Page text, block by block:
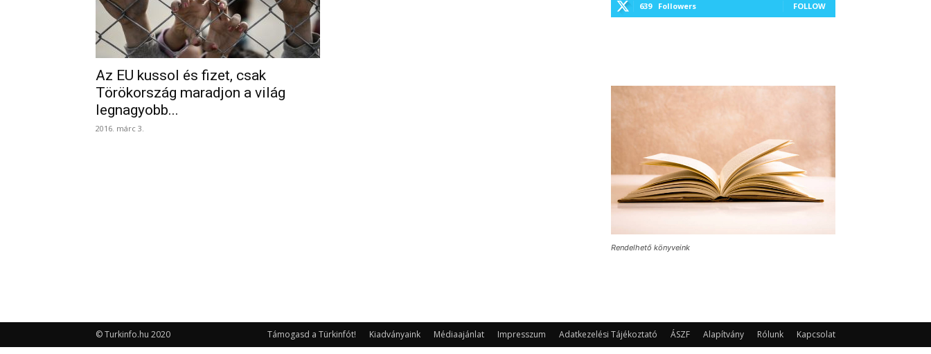
Az EU kussol és fizet, csak
Törökország maradjon a világ
legnagyobb...
2016. márc 3.
639 Followers FOLLOW
Rendelhető könyveink
Támogasd a Türkinfót! Kiadványaink Médiaajánlat Impresszum Adatkezelési Tájékoztató ÁSZF Alapítvány Rólunk Kapcsolat
© Turkinfo.hu 2020